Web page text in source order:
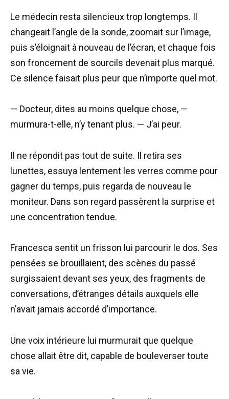
Le médecin resta silencieux trop longtemps. Il
changeait l’angle de la sonde, zoomait sur l’image,
puis s’éloignait à nouveau de l’écran, et chaque fois
son froncement de sourcils devenait plus marqué.
Ce silence faisait plus peur que n’importe quel mot.
— Docteur, dites au moins quelque chose, —
murmura-t-elle, n’y tenant plus. — J’ai peur.
Il ne répondit pas tout de suite. Il retira ses
lunettes, essuya lentement les verres comme pour
gagner du temps, puis regarda de nouveau le
moniteur. Dans son regard passèrent la surprise et
une concentration tendue.
Francesca sentit un frisson lui parcourir le dos. Ses
pensées se brouillaient, des scènes du passé
surgissaient devant ses yeux, des fragments de
conversations, d’étranges détails auxquels elle
n’avait jamais accordé d’importance.
Une voix intérieure lui murmurait que quelque
chose allait être dit, capable de bouleverser toute
sa vie.